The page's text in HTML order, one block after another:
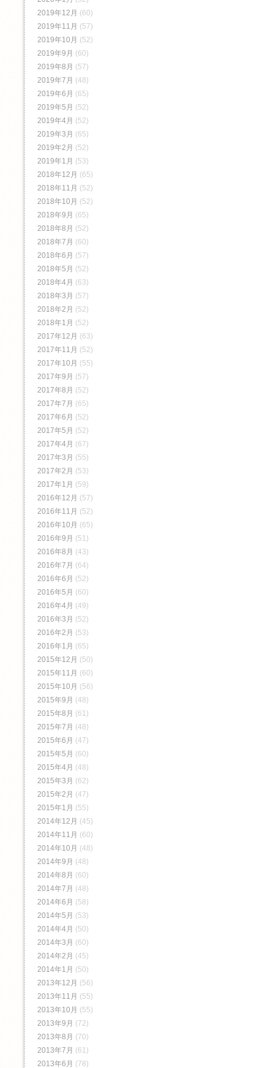
2019年12月 (60)
2019年11月 (57)
2019年10月 (52)
2019年9月 (60)
2019年8月 (57)
2019年7月 (48)
2019年6月 (65)
2019年5月 (52)
2019年4月 (52)
2019年3月 (65)
2019年2月 (52)
2019年1月 (53)
2018年12月 (65)
2018年11月 (52)
2018年10月 (52)
2018年9月 (65)
2018年8月 (52)
2018年7月 (60)
2018年6月 (57)
2018年5月 (52)
2018年4月 (63)
2018年3月 (57)
2018年2月 (52)
2018年1月 (52)
2017年12月 (63)
2017年11月 (52)
2017年10月 (55)
2017年9月 (57)
2017年8月 (52)
2017年7月 (65)
2017年6月 (52)
2017年5月 (52)
2017年4月 (67)
2017年3月 (55)
2017年2月 (53)
2017年1月 (59)
2016年12月 (57)
2016年11月 (52)
2016年10月 (65)
2016年9月 (51)
2016年8月 (43)
2016年7月 (64)
2016年6月 (52)
2016年5月 (60)
2016年4月 (49)
2016年3月 (52)
2016年2月 (53)
2016年1月 (65)
2015年12月 (50)
2015年11月 (60)
2015年10月 (56)
2015年9月 (48)
2015年8月 (61)
2015年7月 (48)
2015年6月 (47)
2015年5月 (60)
2015年4月 (48)
2015年3月 (62)
2015年2月 (47)
2015年1月 (55)
2014年12月 (45)
2014年11月 (60)
2014年10月 (48)
2014年9月 (48)
2014年8月 (60)
2014年7月 (48)
2014年6月 (58)
2014年5月 (53)
2014年4月 (50)
2014年3月 (60)
2014年2月 (45)
2014年1月 (50)
2013年12月 (56)
2013年11月 (55)
2013年10月 (55)
2013年9月 (72)
2013年8月 (70)
2013年7月 (61)
2013年6月 (78)